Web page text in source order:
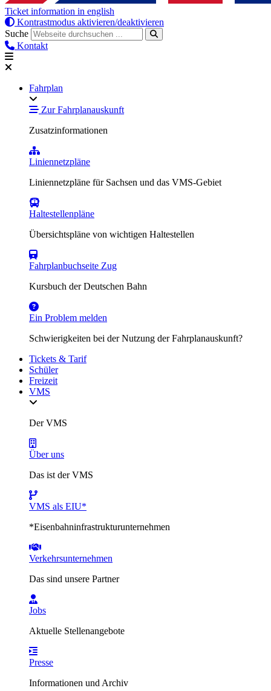
Ticket information in english
Kontrastmodus aktivieren/deaktivieren
Suche
Kontakt
Fahrplan
Zur Fahrplanauskunft
Zusatzinformationen
Liniennetzpläne
Liniennetzpläne für Sachsen und das VMS-Gebiet
Haltestellenpläne
Übersichtspläne von wichtigen Haltestellen
Fahrplanbuchseite Zug
Kursbuch der Deutschen Bahn
Ein Problem melden
Schwierigkeiten bei der Nutzung der Fahrplanauskunft?
Tickets & Tarif
Schüler
Freizeit
VMS
Der VMS
Über uns
Das ist der VMS
VMS als EIU*
*Eisenbahninfrastrukturunternehmen
Verkehrsunternehmen
Das sind unsere Partner
Jobs
Aktuelle Stellenangebote
Presse
Informationen und Archiv